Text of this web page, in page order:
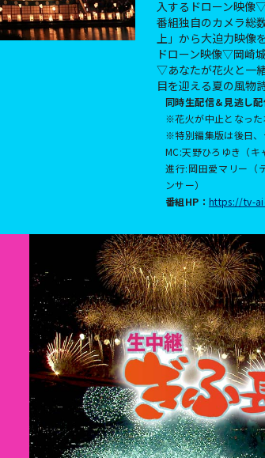
入するドローン映像
番組独自のカメラ総
上」から大迫力映像
ドローン映像▽岡崎
▽あなたが花火と一
目を迎える夏の風物
同時生配信＆見逃し
※花火が中止となった
※特別編集版は後日
MC:天野ひろゆき（キ
進行:岡田愛マリー（
ンサー）
番組HP： https://tv-